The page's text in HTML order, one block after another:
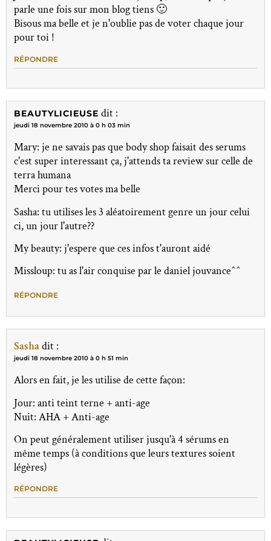
parle une fois sur mon blog tiens 🙂
Bisous ma belle et je n'oublie pas de voter chaque jour
pour toi !
RÉPONDRE
BEAUTYLICIEUSE dit :
jeudi 18 novembre 2010 à 0 h 03 min
Mary: je ne savais pas que body shop faisait des serums
c'est super interessant ça, j'attends ta review sur celle de
terra humana
Merci pour tes votes ma belle
Sasha: tu utilises les 3 aléatoirement genre un jour celui
ci, un jour l'autre??
My beauty: j'espere que ces infos t'auront aidé
Missloup: tu as l'air conquise par le daniel jouvance^^
RÉPONDRE
Sashadit :
jeudi 18 novembre 2010 à 0 h 51 min
Alors en fait, je les utilise de cette façon:
Jour: anti teint terne + anti-age
Nuit: AHA + Anti-age
On peut généralement utiliser jusqu'à 4 sérums en
même temps (à conditions que leurs textures soient
légères)
RÉPONDRE